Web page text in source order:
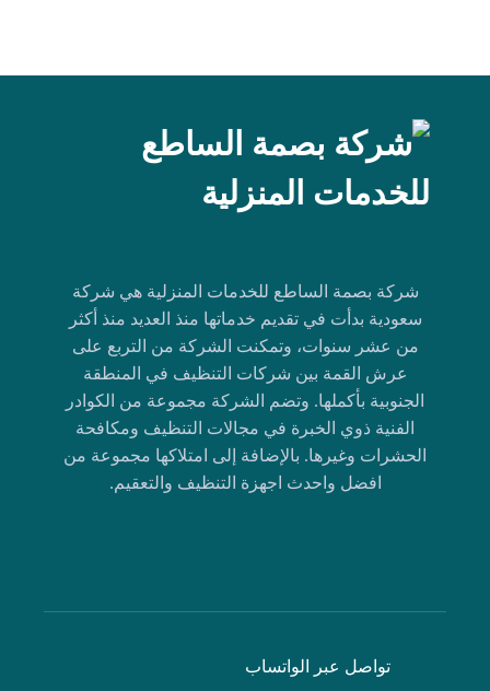
شركة بصمة الساطع للخدمات المنزلية هي شركة
سعودية بدأت في تقديم خدماتها منذ العديد منذ أكثر
من عشر سنوات، وتمكنت الشركة من التربع على
عرش القمة بين شركات التنظيف في المنطقة
الجنوبية بأكملها. وتضم الشركة مجموعة من الكوادر
الفنية ذوي الخبرة في مجالات التنظيف ومكافحة
الحشرات وغيرها. بالإضافة إلى امتلاكها مجموعة من
افضل واحدث اجهزة التنظيف والتعقيم.
تواصل عبر الواتساب